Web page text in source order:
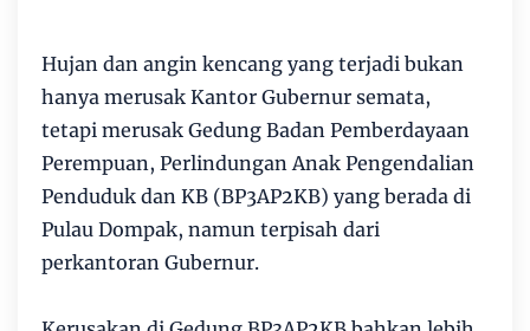
Hujan dan angin kencang yang terjadi bukan
hanya merusak Kantor Gubernur semata,
tetapi merusak Gedung Badan Pemberdayaan
Perempuan, Perlindungan Anak Pengendalian
Penduduk dan KB (BP3AP2KB) yang berada di
Pulau Dompak, namun terpisah dari
perkantoran Gubernur.